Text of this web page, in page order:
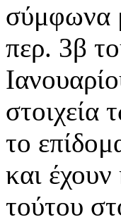
σύμφωνα
περ. 3β
στοιχεία
το
και
τούτου